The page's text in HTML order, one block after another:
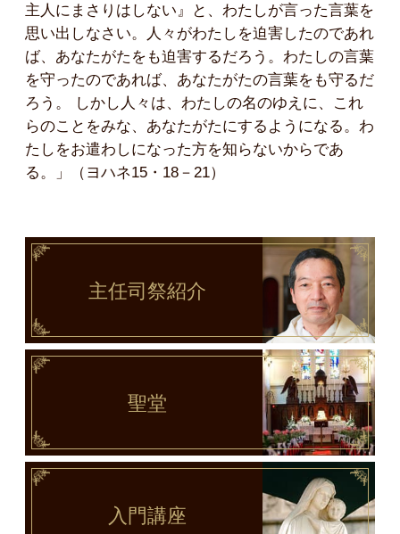
主人にまさりはしない』と、わたしが言った言葉を
思い出しなさい。人々がわたしを迫害したのであれ
ば、あなたがたをも迫害するだろう。わたしの言葉
を守ったのであれば、あなたがたの言葉をも守るだ
ろう。 しかし人々は、わたしの名のゆえに、これ
らのことをみな、あなたがたにするようになる。わ
たしをお遣わしになった方を知らないからであ
る。」（ヨハネ15・18－21）
主任司祭紹介
聖堂
入門講座